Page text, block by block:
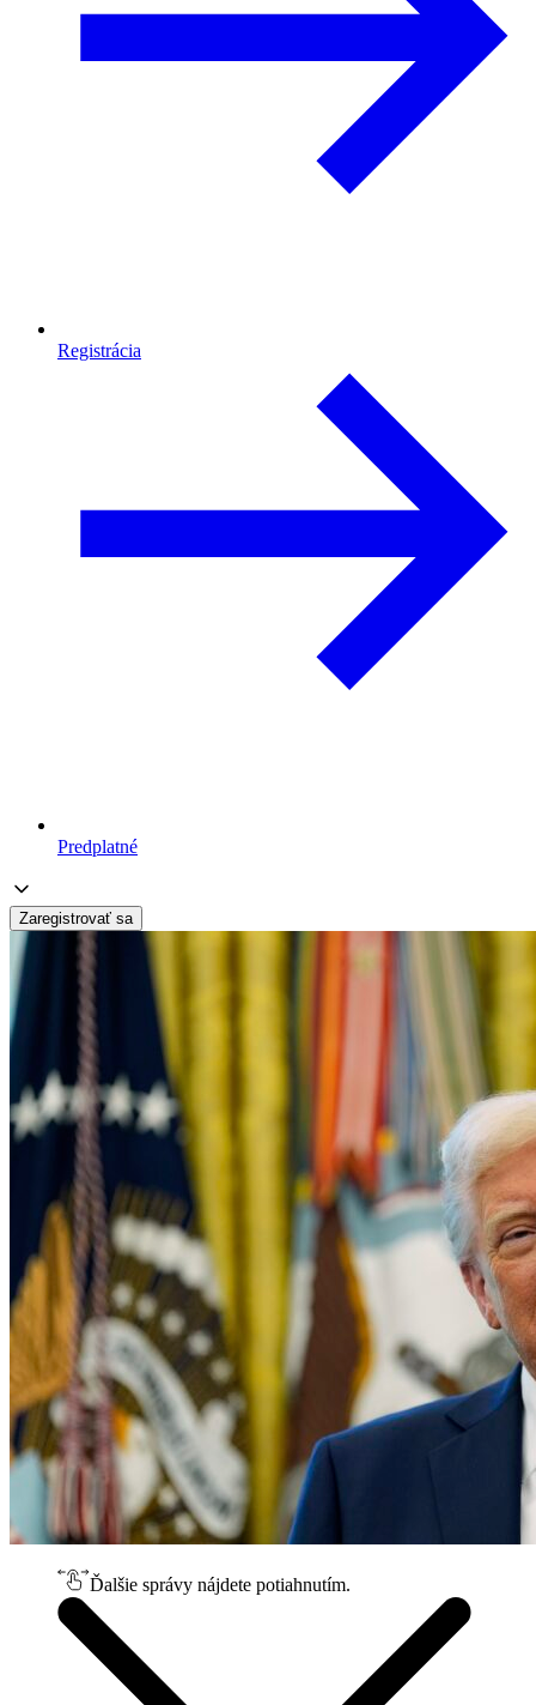
Registrácia
Predplatné
Zaregistrovať sa
Ďalšie správy nájdete potiahnutím.